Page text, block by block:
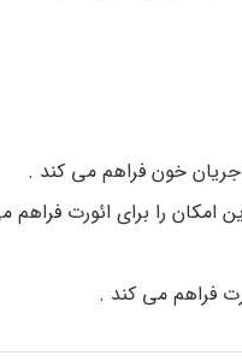
خون فراهم می کند .
امکان را برای ائورت
فراهم می کند .